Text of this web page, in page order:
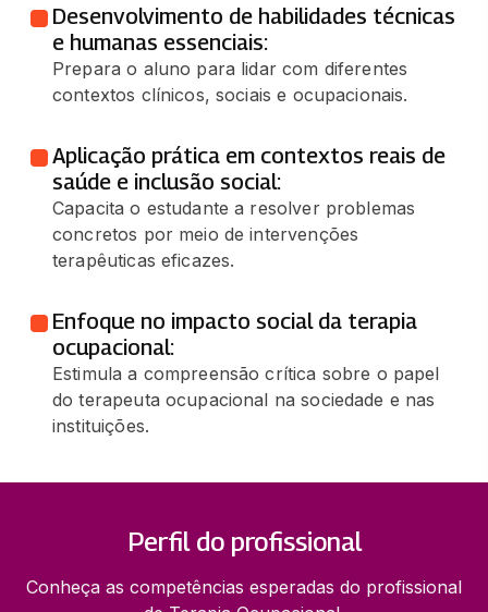
Desenvolvimento de habilidades técnicas
e humanas essenciais:
Prepara o aluno para lidar com diferentes
contextos clínicos, sociais e ocupacionais.
Aplicação prática em contextos reais de
saúde e inclusão social:
Capacita o estudante a resolver problemas
concretos por meio de intervenções
terapêuticas eficazes.
Enfoque no impacto social da terapia
ocupacional:
Estimula a compreensão crítica sobre o papel
do terapeuta ocupacional na sociedade e nas
instituições.
Perfil do profissional
Conheça as competências esperadas do profissional